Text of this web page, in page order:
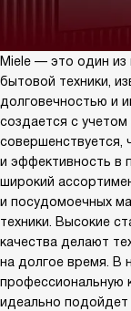
Miele — это один
бытовой техники,
долговечностью и
создается с
совершенствуется,
и эффективность в
широкий
и посудомоечных
техники. Высокие
качества делают
на долгое время. В
профессиональную
идеально